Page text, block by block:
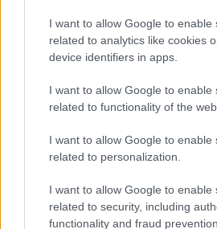
I want to allow Google to enable
related to analytics like cookies
device identifiers in apps.
I want to allow Google to enable
related to functionality of the
I want to allow Google to enable
related to personalization.
I want to allow Google to enable
related to security, including
functionality and fraud
σεισμόπληκτες περιοχές
όσους παραπονούνται για
«Ένας από αυτούς βγήκε
Ερυθρά Ημισέληνος;’ Βρε
βρε ποταπέ, τι είδους
συμπεριφορά είναι αυτή;
προσέγγιση προς τον ίδιο
ίδια την οργάνωση της δεν